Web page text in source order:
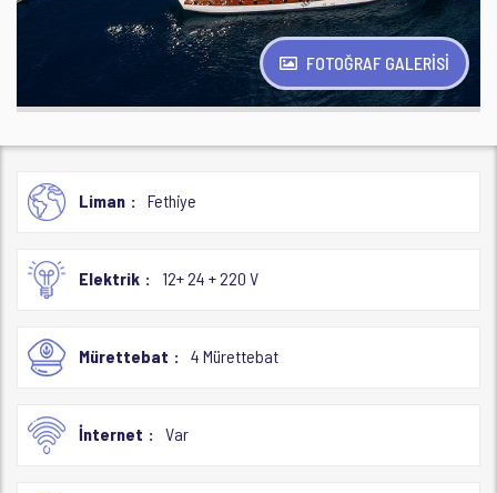
FOTOĞRAF GALERİSİ
Liman Fethiye
Elektrik 12+ 24 + 220 V
Mürettebat 4 Mürettebat
İnternet Var